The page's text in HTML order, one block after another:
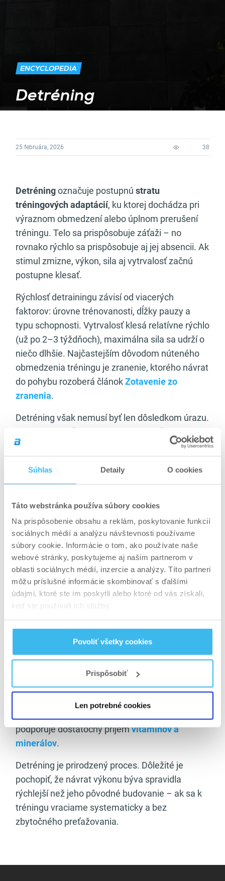
Súhlas Detaily O cookies
Táto webstránka používa súbory cookies
Na prispôsobenie obsahu a reklám, poskytovanie funkcií
sociálnych médií a analýzu návštevnosti používame
súbory cookie. Informácie o tom, ako používate naše
webové stránky, poskytujeme aj našim partnerom v
oblasti sociálnych médií, inzercie a analýzy. Títo partneri
môžu príslušné informácie skombinovať s ďalšími
údajmi, ktoré ste im poskytli alebo ktoré od vás získali,
keď ste používali ich služby.
Povoliť všetky cookies
Prispôsobiť
Len potrebné cookies
ENCYCLOPEDIA
Detréning
25 februára, 2026 38
Detréningoznačuje postupnú stratu
tréningových adaptácií, ku ktorej dochádza pri
výraznom obmedzení alebo úplnom prerušení
tréningu. Telo sa prispôsobuje záťaži – no
rovnako rýchlo sa prispôsobuje aj jej absencii. Ak
stimul zmizne, výkon, sila aj vytrvalosť začnú
postupne klesať.
Rýchlosť detrainingu závisí od viacerých
faktorov: úrovne trénovanosti, dĺžky pauzy a
typu schopnosti. Vytrvalosť klesá relatívne rýchlo
(už po 2–3 týždňoch), maximálna sila sa udrží o
niečo dlhšie. Najčastejším dôvodom núteného
obmedzenia tréningu je zranenie, ktorého návrat
do pohybu rozoberá článokZotavenie zo
zranenia.
Detréning však nemusí byť len dôsledkom úrazu.
vyčerpaní alebo nedostatočnej prevencii.
Význam systematickej starostlivosti o pohybový
aparát vysvetľuje článokAko predchádzať
zraneniam pri športe.
Zaujímavé je, že aj krátkodobá pauza môže mať
pozitívny efekt, ak je plánovaná. Strategické
zníženie záťaže môže obnoviť nervový systém a
následne podporiť výkon. Kontext rozumného
tréningového plánovania sa dotýka aj článok
Prečo mám vykonávať kardio cvičenie po
posilňovacom tréningu? , ktorý poukazuje na
význam správneho načasovania tréningových
podnetov.
Počas obdobia obmedzenej aktivity je kľúčové
udržať aspoň základnú nutričnú podporu.
Dostatočný príjemproteínupomáha
minimalizovať úbytok svalovej hmoty, zatiaľ čo
môžu podporiť regeneráciu.
podporuje dostatočný príjemvitamínov a
minerálov.
Detréning je prirodzený proces. Dôležité je
pochopiť, že návrat výkonu býva spravidla
rýchlejší než jeho pôvodné budovanie – ak sa k
tréningu vraciame systematicky a bez
zbytočného preťažovania.